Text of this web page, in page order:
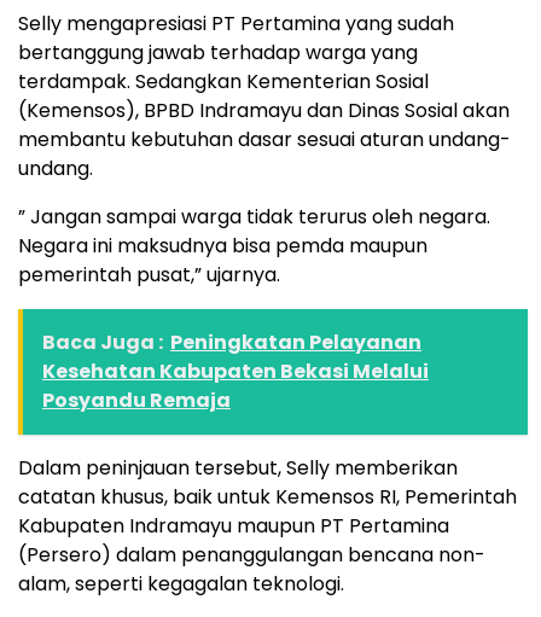
Selly mengapresiasi PT Pertamina yang sudah
bertanggung jawab terhadap warga yang
terdampak. Sedangkan Kementerian Sosial
(Kemensos), BPBD Indramayu dan Dinas Sosial akan
membantu kebutuhan dasar sesuai aturan undang-
undang.
” Jangan sampai warga tidak terurus oleh negara.
Negara ini maksudnya bisa pemda maupun
pemerintah pusat,” ujarnya.
Baca Juga : Peningkatan Pelayanan
Kesehatan Kabupaten Bekasi Melalui
Posyandu Remaja
Dalam peninjauan tersebut, Selly memberikan
catatan khusus, baik untuk Kemensos RI, Pemerintah
Kabupaten Indramayu maupun PT Pertamina
(Persero) dalam penanggulangan bencana non-
alam, seperti kegagalan teknologi.